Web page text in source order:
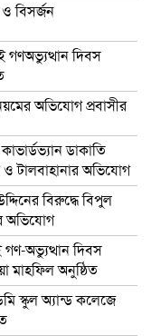
বিসর্জন
গণঅভ্যুত্থান দিবস
অভিযোগ প্রবাসীর
ডাকাতি
টালবাহানার অভিযোগ
বিরুদ্ধে বিপুল
অভিযোগ
গণ-অভ্যুত্থান দিবস
মাহফিল অনুষ্ঠিত
স্কুল অ্যান্ড কলেজে